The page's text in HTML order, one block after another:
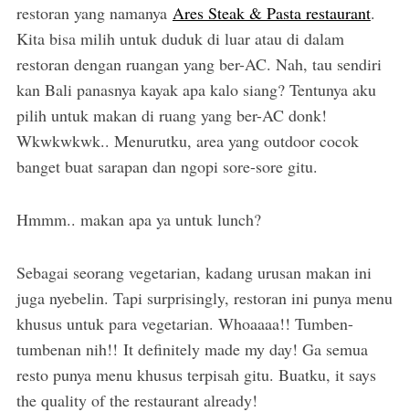
restoran yang namanya Ares Steak & Pasta restaurant.
Kita bisa milih untuk duduk di luar atau di dalam
restoran dengan ruangan yang ber-AC. Nah, tau sendiri
kan Bali panasnya kayak apa kalo siang? Tentunya aku
pilih untuk makan di ruang yang ber-AC donk!
Wkwkwkwk.. Menurutku, area yang outdoor cocok
banget buat sarapan dan ngopi sore-sore gitu.
Hmmm.. makan apa ya untuk lunch?
Sebagai seorang vegetarian, kadang urusan makan ini
juga nyebelin. Tapi surprisingly, restoran ini punya menu
khusus untuk para vegetarian. Whoaaaa!! Tumben-
tumbenan nih!! It definitely made my day! Ga semua
resto punya menu khusus terpisah gitu. Buatku, it says
the quality of the restaurant already!